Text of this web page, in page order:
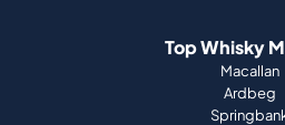
Top Whisky
Macallan
Ardbeg